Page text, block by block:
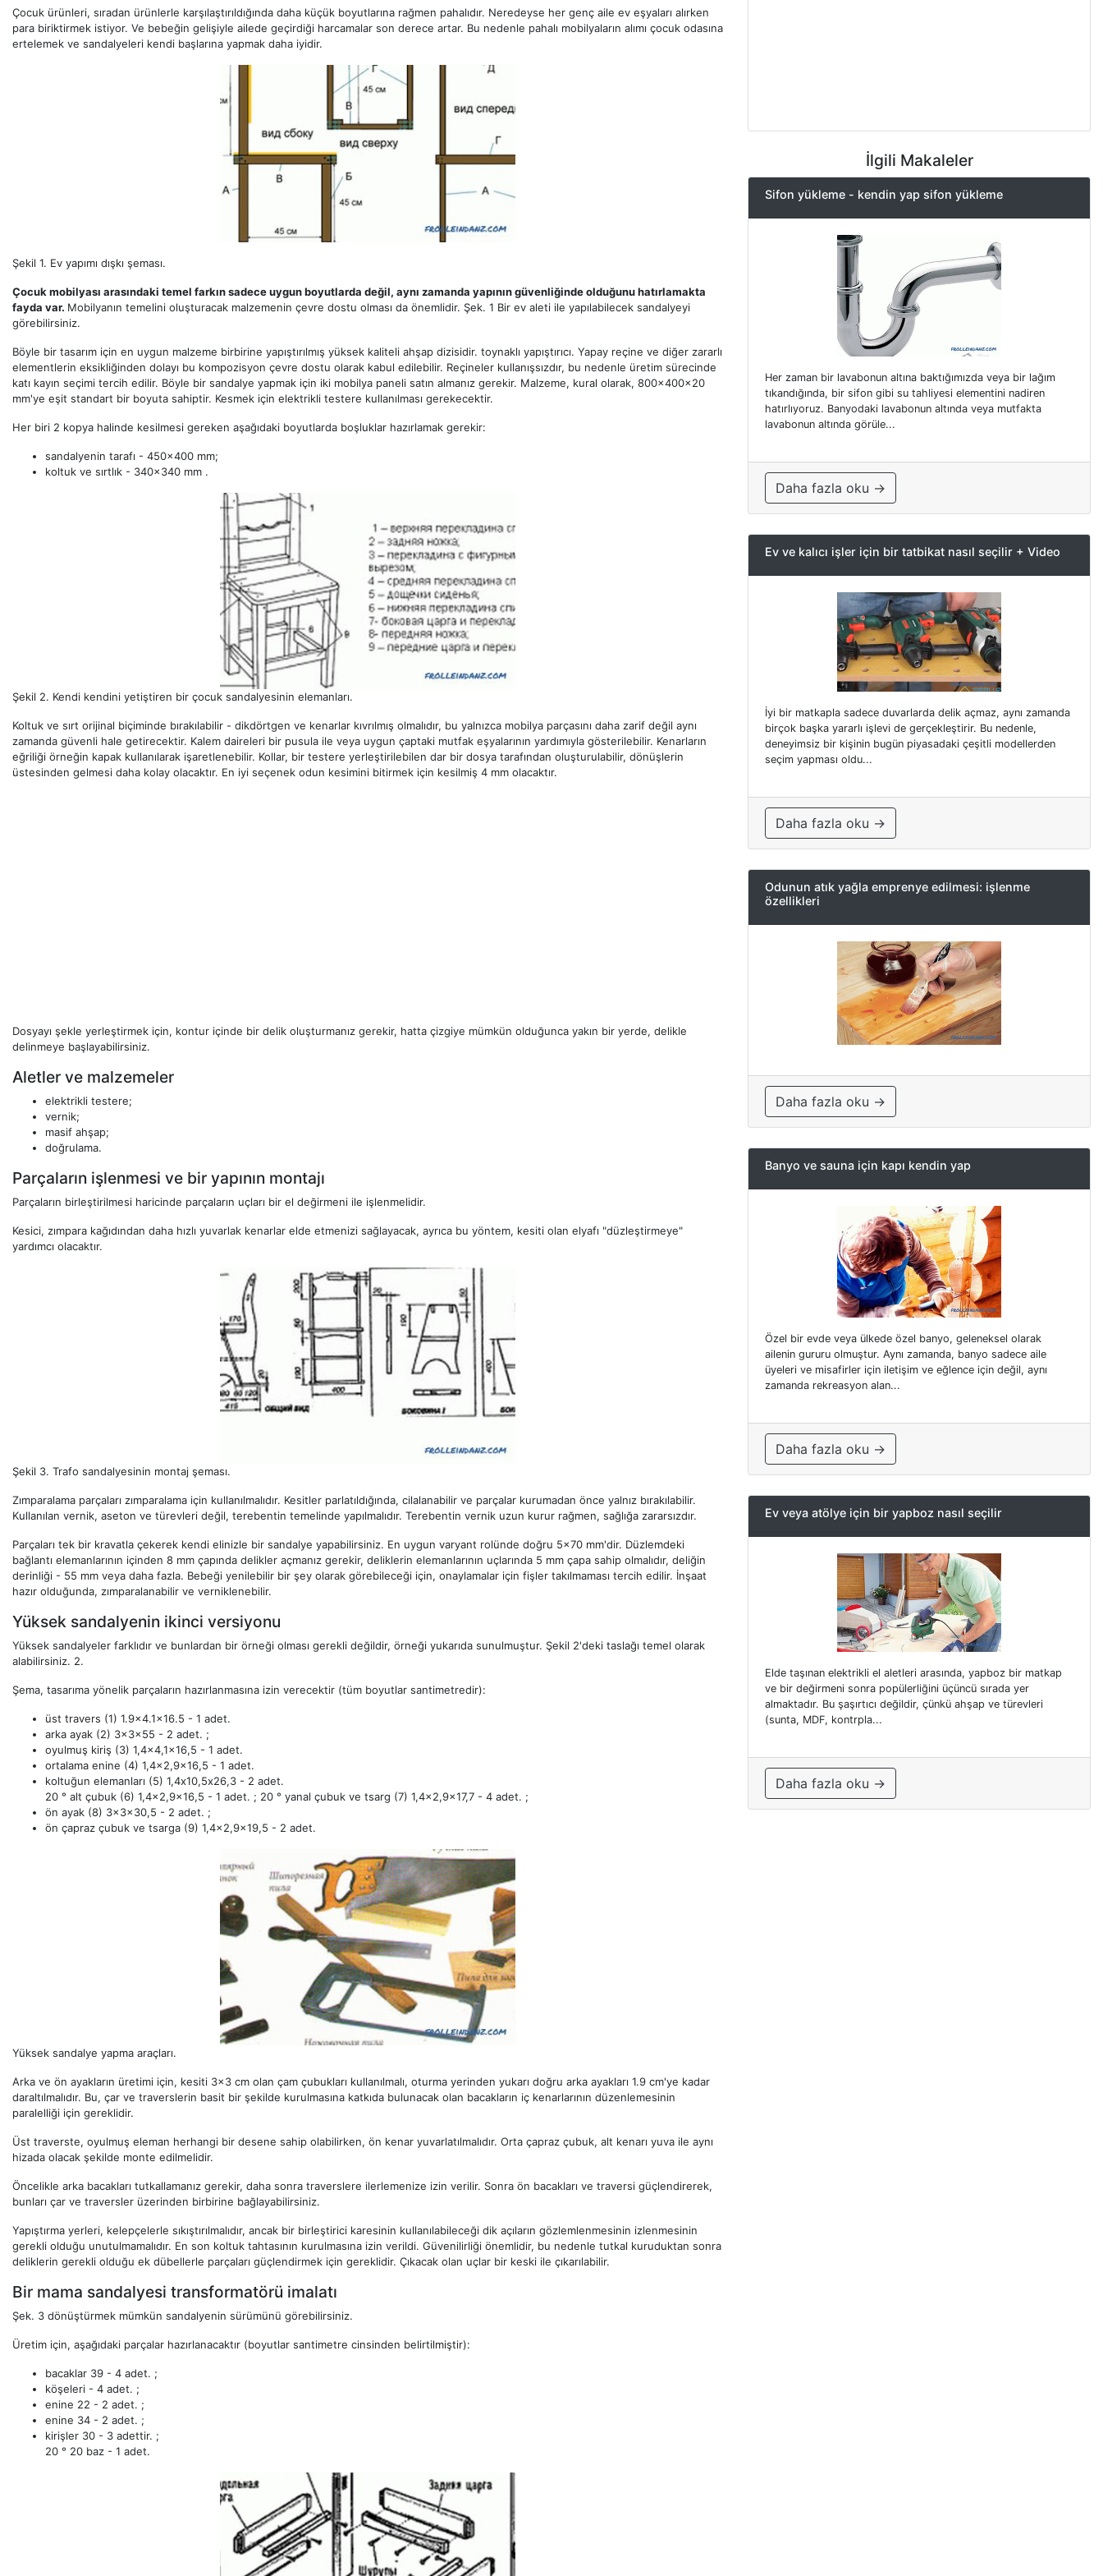
Çocuk ürünleri, sıradan ürünlerle karşılaştırıldığında daha küçük boyutlarına rağmen pahalıdır. Neredeyse her genç aile ev eşyaları alırken
para biriktirmek istiyor. Ve bebeğin gelişiyle ailede geçirdiği harcamalar son derece artar. Bu nedenle pahalı mobilyaların alımı çocuk odasına
ertelemek ve sandalyeleri kendi başlarına yapmak daha iyidir.
Şekil 1. Ev yapımı dışkı şeması.
Çocuk mobilyası arasındaki temel farkın sadece uygun boyutlarda değil, aynı zamanda yapının güvenliğinde olduğunu hatırlamakta
fayda var. Mobilyanın temelini oluşturacak malzemenin çevre dostu olması da önemlidir. Şek. 1 Bir ev aleti ile yapılabilecek sandalyeyi
görebilirsiniz.
Böyle bir tasarım için en uygun malzeme birbirine yapıştırılmış yüksek kaliteli ahşap dizisidir. toynaklı yapıştırıcı. Yapay reçine ve diğer zararlı
elementlerin eksikliğinden dolayı bu kompozisyon çevre dostu olarak kabul edilebilir. Reçineler kullanışsızdır, bu nedenle üretim sürecinde
katı kayın seçimi tercih edilir. Böyle bir sandalye yapmak için iki mobilya paneli satın almanız gerekir. Malzeme, kural olarak, 800x400x20
mm'ye eşit standart bir boyuta sahiptir. Kesmek için elektrikli testere kullanılması gerekecektir.
Her biri 2 kopya halinde kesilmesi gereken aşağıdaki boyutlarda boşluklar hazırlamak gerekir:
sandalyenin tarafı - 450x400 mm;
koltuk ve sırtlık - 340x340 mm .
Şekil 2. Kendi kendini yetiştiren bir çocuk sandalyesinin elemanları.
Koltuk ve sırt orijinal biçiminde bırakılabilir - dikdörtgen ve kenarlar kıvrılmış olmalıdır, bu yalnızca mobilya parçasını daha zarif değil aynı
zamanda güvenli hale getirecektir. Kalem daireleri bir pusula ile veya uygun çaptaki mutfak eşyalarının yardımıyla gösterilebilir. Kenarların
eğriliği örneğin kapak kullanılarak işaretlenebilir. Kollar, bir testere yerleştirilebilen dar bir dosya tarafından oluşturulabilir, dönüşlerin
üstesinden gelmesi daha kolay olacaktır. En iyi seçenek odun kesimini bitirmek için kesilmiş 4 mm olacaktır.
Dosyayı şekle yerleştirmek için, kontur içinde bir delik oluşturmanız gerekir, hatta çizgiye mümkün olduğunca yakın bir yerde, delikle
delinmeye başlayabilirsiniz.
Aletler ve malzemeler
elektrikli testere;
vernik;
masif ahşap;
doğrulama.
Parçaların işlenmesi ve bir yapının montajı
Parçaların birleştirilmesi haricinde parçaların uçları bir el değirmeni ile işlenmelidir.
Kesici, zımpara kağıdından daha hızlı yuvarlak kenarlar elde etmenizi sağlayacak, ayrıca bu yöntem, kesiti olan elyafı "düzleştirmeye"
yardımcı olacaktır.
Şekil 3. Trafo sandalyesinin montaj şeması.
Zımparalama parçaları zımparalama için kullanılmalıdır. Kesitler parlatıldığında, cilalanabilir ve parçalar kurumadan önce yalnız bırakılabilir.
Kullanılan vernik, aseton ve türevleri değil, terebentin temelinde yapılmalıdır. Terebentin vernik uzun kurur rağmen, sağlığa zararsızdır.
Parçaları tek bir kravatla çekerek kendi elinizle bir sandalye yapabilirsiniz. En uygun varyant rolünde doğru 5x70 mm'dir. Düzlemdeki
bağlantı elemanlarının içinden 8 mm çapında delikler açmanız gerekir, deliklerin elemanlarının uçlarında 5 mm çapa sahip olmalıdır, deliğin
derinliği - 55 mm veya daha fazla. Bebeği yenilebilir bir şey olarak görebileceği için, onaylamalar için fişler takılmaması tercih edilir. İnşaat
hazır olduğunda, zımparalanabilir ve verniklenebilir.
Yüksek sandalyenin ikinci versiyonu
Yüksek sandalyeler farklıdır ve bunlardan bir örneği olması gerekli değildir, örneği yukarıda sunulmuştur. Şekil 2'deki taslağı temel olarak
alabilirsiniz. 2.
Şema, tasarıma yönelik parçaların hazırlanmasına izin verecektir (tüm boyutlar santimetredir):
üst travers (1) 1.9x4.1x16.5 - 1 adet.
arka ayak (2) 3x3x55 - 2 adet. ;
oyulmuş kiriş (3) 1,4x4,1x16,5 - 1 adet.
ortalama enine (4) 1,4x2,9x16,5 - 1 adet.
koltuğun elemanları (5) 1,4х10,5х26,3 - 2 adet.
20 ° alt çubuk (6) 1,4x2,9x16,5 - 1 adet. ; 20 ° yanal çubuk ve tsarg (7) 1,4x2,9x17,7 - 4 adet. ;
ön ayak (8) 3x3x30,5 - 2 adet. ;
ön çapraz çubuk ve tsarga (9) 1,4x2,9x19,5 - 2 adet.
Yüksek sandalye yapma araçları.
Arka ve ön ayakların üretimi için, kesiti 3x3 cm olan çam çubukları kullanılmalı, oturma yerinden yukarı doğru arka ayakları 1.9 cm'ye kadar
daraltılmalıdır. Bu, çar ve traverslerin basit bir şekilde kurulmasına katkıda bulunacak olan bacakların iç kenarlarının düzenlemesinin
paralelliği için gereklidir.
Üst traverste, oyulmuş eleman herhangi bir desene sahip olabilirken, ön kenar yuvarlatılmalıdır. Orta çapraz çubuk, alt kenarı yuva ile aynı
hizada olacak şekilde monte edilmelidir.
Öncelikle arka bacakları tutkallamanız gerekir, daha sonra traverslere ilerlemenize izin verilir. Sonra ön bacakları ve traversi güçlendirerek,
bunları çar ve traversler üzerinden birbirine bağlayabilirsiniz.
Yapıştırma yerleri, kelepçelerle sıkıştırılmalıdır, ancak bir birleştirici karesinin kullanılabileceği dik açıların gözlemlenmesinin izlenmesinin
gerekli olduğu unutulmamalıdır. En son koltuk tahtasının kurulmasına izin verildi. Güvenilirliği önemlidir, bu nedenle tutkal kuruduktan sonra
deliklerin gerekli olduğu ek dübellerle parçaları güçlendirmek için gereklidir. Çıkacak olan uçlar bir keski ile çıkarılabilir.
Bir mama sandalyesi transformatörü imalatı
Şek. 3 dönüştürmek mümkün sandalyenin sürümünü görebilirsiniz.
Üretim için, aşağıdaki parçalar hazırlanacaktır (boyutlar santimetre cinsinden belirtilmiştir):
bacaklar 39 - 4 adet. ;
köşeleri - 4 adet. ;
enine 22 - 2 adet. ;
enine 34 - 2 adet. ;
kirişler 30 - 3 adettir. ;
20 ° 20 baz - 1 adet.
İlgili Makaleler
Sifon yükleme - kendin yap sifon yükleme
Her zaman bir lavabonun altına baktığımızda veya bir lağım
tıkandığında, bir sifon gibi su tahliyesi elementini nadiren
hatırlıyoruz. Banyodaki lavabonun altında veya mutfakta
lavabonun altında görüle...
Daha fazla oku →
Ev ve kalıcı işler için bir tatbikat nasıl seçilir + Video
İyi bir matkapla sadece duvarlarda delik açmaz, aynı zamanda
birçok başka yararlı işlevi de gerçekleştirir. Bu nedenle,
deneyimsiz bir kişinin bugün piyasadaki çeşitli modellerden
seçim yapması oldu...
Daha fazla oku →
Odunun atık yağla emprenye edilmesi: işlenme
özellikleri
Daha fazla oku →
Banyo ve sauna için kapı kendin yap
Özel bir evde veya ülkede özel banyo, geleneksel olarak
ailenin gururu olmuştur. Aynı zamanda, banyo sadece aile
üyeleri ve misafirler için iletişim ve eğlence için değil, aynı
zamanda rekreasyon alan...
Daha fazla oku →
Ev veya atölye için bir yapboz nasıl seçilir
Elde taşınan elektrikli el aletleri arasında, yapboz bir matkap
ve bir değirmeni sonra popülerliğini üçüncü sırada yer
almaktadır. Bu şaşırtıcı değildir, çünkü ahşap ve türevleri
(sunta, MDF, kontrpla...
Daha fazla oku →